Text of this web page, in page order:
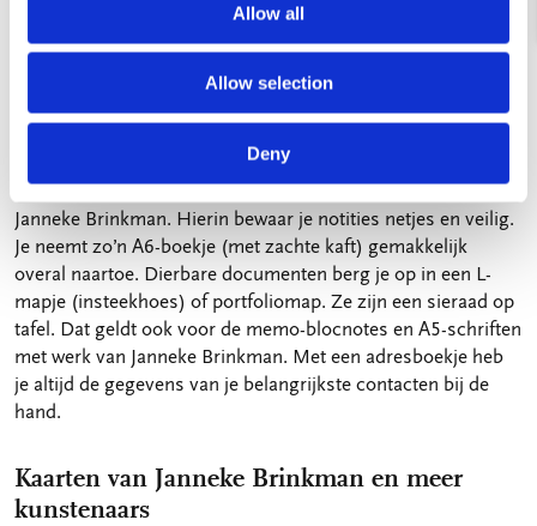
Allow all
Allow selection
Deny
Vorige 6 / 8 Volgende
Notieboekjes, bewaarmapjes en
Heel inspiratievol zijn ook de notitieboekjes met werk van
Janneke Brinkman. Hierin bewaar je notities netjes en veilig.
Je neemt zo’n A6-boekje (met zachte kaft) gemakkelijk
overal naartoe. Dierbare documenten berg je op in een L-
mapje (insteekhoes) of portfoliomap. Ze zijn een sieraad op
tafel. Dat geldt ook voor de memo-blocnotes en A5-schriften
met werk van Janneke Brinkman. Met een adresboekje heb
je altijd de gegevens van je belangrijkste contacten bij de
hand.
Kaarten van Janneke Brinkman en meer
kunstenaars